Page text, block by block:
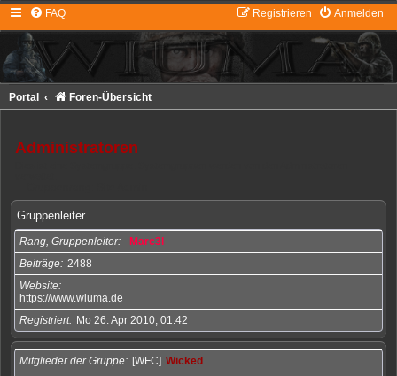
FAQ Anmelden
Registrieren
Portal Foren-Übersicht
Administratoren
Gruppenleiter
Rang, Gruppenleiter
Marc3l
Beiträge 2488
Website
https://www.wiuma.de
Registriert
Mo 26. Apr 2010, 01:42
Mitglieder der Gruppe [WFC] Wicked